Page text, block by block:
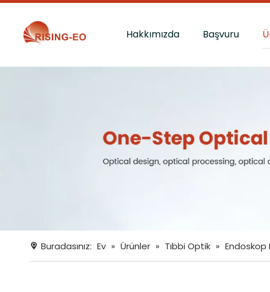
Hakkımızda Başvuru
Buradasınız: Ev » Ürünler » Tıbbi Optik » Endoskop